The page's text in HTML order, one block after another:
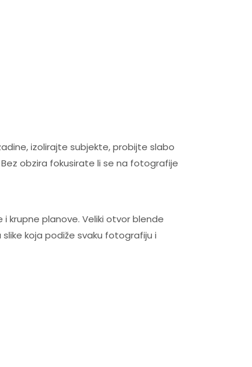
izolirajte subjekte, probijte slabo
obzira fokusirate li se na fotografije
i krupne planove. Veliki otvor blende
koja podiže svaku fotografiju i